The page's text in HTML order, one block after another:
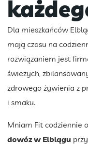
Dla mieszkańców
mają czasu na
rozwiązaniem jest
świeżych,
zdrowego żywienia z
i smaku.
Mniam Fit codziennie
dowóz w Elblągu